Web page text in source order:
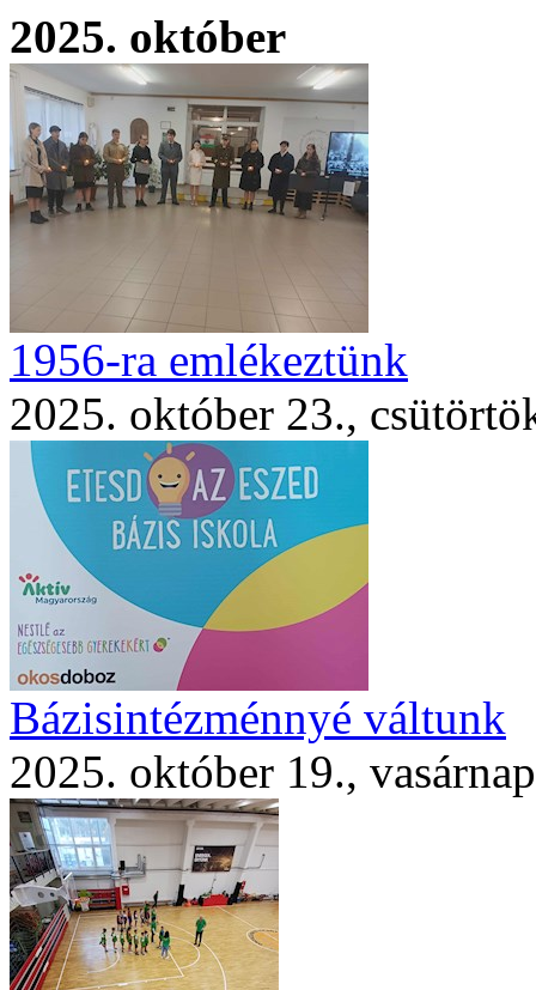
2025. október
1956-ra emlékeztünk
2025. október 23.,
Bázisintézménnyé váltunk
2025. október 19., vasárnap